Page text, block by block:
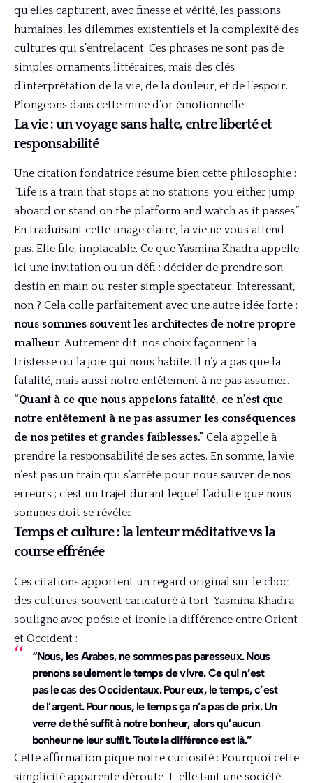
qu’elles capturent, avec finesse et vérité, les passions
humaines, les dilemmes existentiels et la complexité des
cultures qui s’entrelacent. Ces phrases ne sont pas de
simples ornaments littéraires, mais des clés
d’interprétation de la vie, de la douleur, et de l’espoir.
Plongeons dans cette mine d’or émotionnelle.
La vie : un voyage sans halte, entre liberté et
responsabilité
Une citation fondatrice résume bien cette philosophie :
“Life is a train that stops at no stations; you either jump
aboard or stand on the platform and watch as it passes.”
En traduisant cette image claire, la vie ne vous attend
pas. Elle file, implacable. Ce que Yasmina Khadra appelle
ici une invitation ou un défi : décider de prendre son
destin en main ou rester simple spectateur. Interessant,
non ? Cela colle parfaitement avec une autre idée forte :
nous sommes souvent les architectes de notre propre
malheur. Autrement dit, nos choix façonnent la
tristesse ou la joie qui nous habite. Il n’y a pas que la
fatalité, mais aussi notre entêtement à ne pas assumer.
“Quant à ce que nous appelons fatalité, ce n’est que
notre entêtement à ne pas assumer les conséquences
de nos petites et grandes faiblesses.” Cela appelle à
prendre la responsabilité de ses actes. En somme, la vie
n’est pas un train qui s’arrête pour nous sauver de nos
erreurs ; c’est un trajet durant lequel l’adulte que nous
sommes doit se révéler.
Temps et culture : la lenteur méditative vs la
course effrénée
Ces citations apportent un regard original sur le choc
des cultures, souvent caricaturé à tort. Yasmina Khadra
souligne avec poésie et ironie la différence entre Orient
et Occident :
“Nous, les Arabes, ne sommes pas paresseux. Nous
prenons seulement le temps de vivre. Ce qui n’est
pas le cas des Occidentaux. Pour eux, le temps, c’est
de l’argent. Pour nous, le temps ça n’a pas de prix. Un
verre de thé suffit à notre bonheur, alors qu’aucun
bonheur ne leur suffit. Toute la différence est là.”
Cette affirmation pique notre curiosité : Pourquoi cette
simplicité apparente déroute-t-elle tant une société